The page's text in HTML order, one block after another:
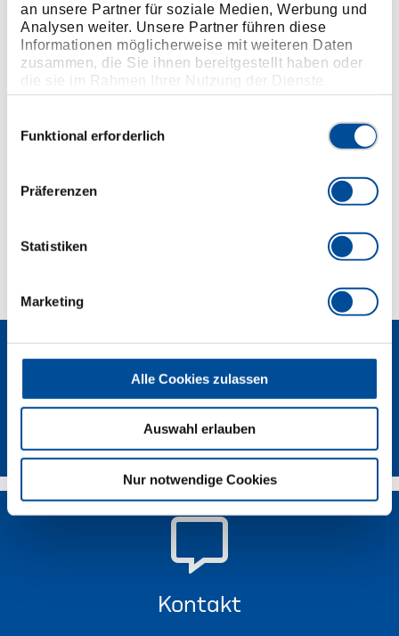
an unsere Partner für soziale Medien, Werbung und
Analysen weiter. Unsere Partner führen diese
Informationen möglicherweise mit weiteren Daten
zusammen, die Sie ihnen bereitgestellt haben oder
die sie im Rahmen Ihrer Nutzung der Dienste
gesammelt haben. Unsere vollständige
Funktional erforderlich
Präferenzen
Statistiken
Marketing
Alle Cookies zulassen
Auswahl erlauben
Nur notwendige Cookies
Ausführung nach DIN 7200 Form A
Zum Ausstanzen von Pappe, Leder, Gummi,
Dichtmaterialien und anderen weichen Werkstoffen
Schneide gehärtet
Schaft blau lackiert
Lieferumfang
Technische Eigenschaften
Newsletter
Kontakt